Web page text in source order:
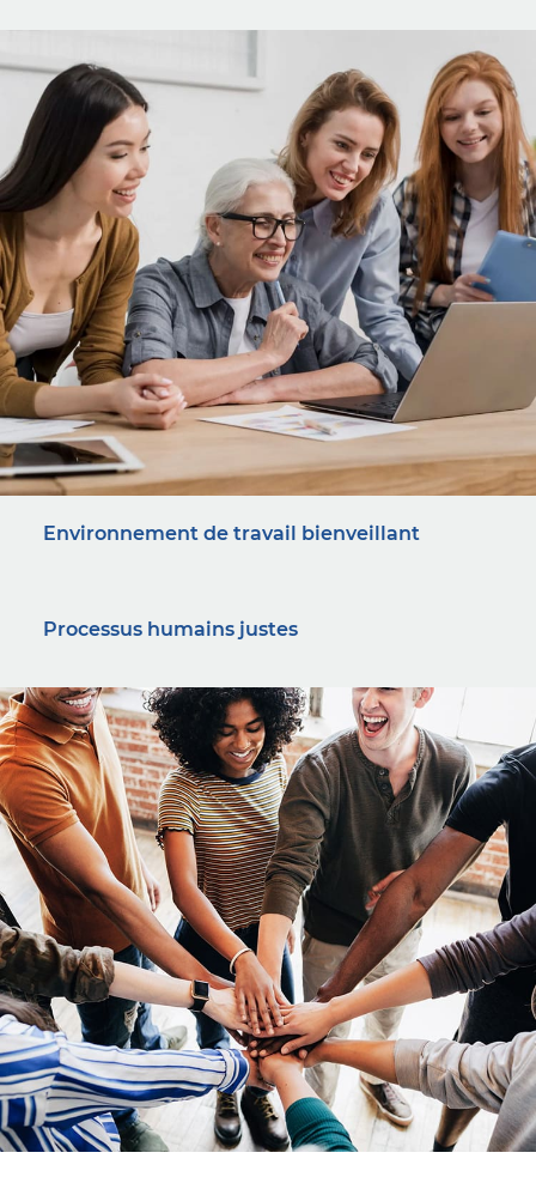
Environnement de travail bienveillant
Processus humains justes